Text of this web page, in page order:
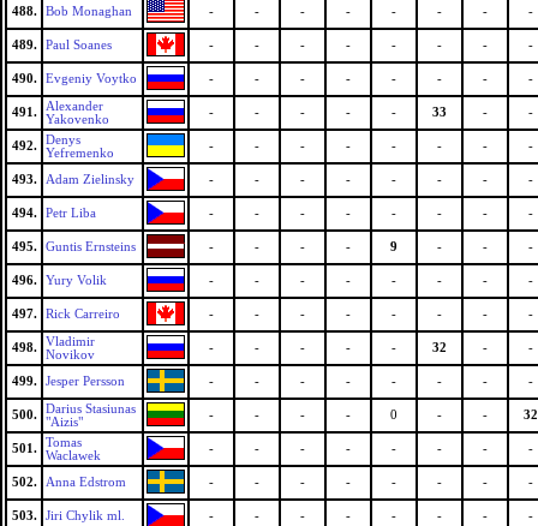
488. Bob Monaghan - - - - - - - -
489. Paul Soanes - - - - - - - -
490. Evgeniy Voytko - - - - - - - -
491.
Alexander
Yakovenko
- - - - - 33 - -
492.
Denys
Yefremenko
- - - - - - - -
493. Adam Zielinsky - - - - - - - -
494. Petr Liba - - - - - - - -
495. Guntis Ernsteins - - - - 9 - - -
496. Yury Volik - - - - - - - -
497. Rick Carreiro - - - - - - - -
498.
Vladimir
Novikov
- - - - - 32 - -
499. Jesper Persson - - - - - - - -
500.
Darius Stasiunas
"Aizis"
- - - - 0 - - 32
501.
Tomas
Waclawek
- - - - - - - -
502. Anna Edstrom - - - - - - - -
503. Jiri Chylik ml. - - - - - - - -